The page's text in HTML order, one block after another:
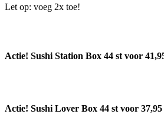
Let op: voeg 2x toe!
Actie! Sushi Station Box 44 st voor
Actie! Sushi Lover Box 44 st voor 37,95